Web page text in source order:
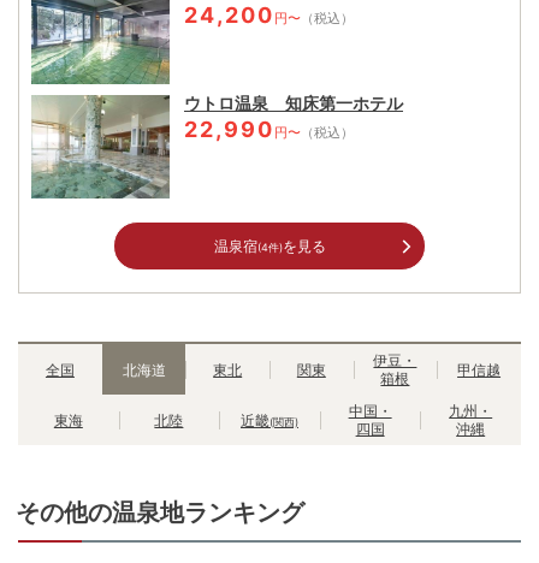
24,200 円〜 （税込）
ウトロ温泉 知床第一ホテル
22,990 円〜 （税込）
温泉宿(4件)を見る
全国 北海道 東北 関東
伊豆・
箱根
甲信越
東海 北陸 近畿(関西)
中国・
四国
九州・
沖縄
その他の温泉地ランキング